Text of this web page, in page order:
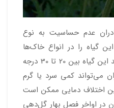
عدم حساسیت به نوع
گیاه را در انواع خاک‌ها
بکارید. دمای ایده‌آل برای رشد این گیاه بین 20 تا 30 درجه
می‌تواند کمی سرد یا گرم
اختلاف دمایی ممکن است
در اواخر فصل بهار گل‌دهی